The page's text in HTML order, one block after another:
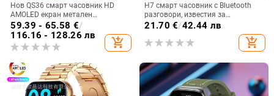
Нов QS36 смарт часовник HD
AMOLED екран метален
ултратънък спортен
здравословен пулс кръв
кислород Bluetooth разговори
59.39 - 65.58 €/
116.16 - 128.26 лв
add_shopping_cart
H7 смарт часовник с Bluetooth
разговори, известия за
съобщения, извит корпус, TFT
сърдечна честота
21.70 €/42.44 лв
add_shopping_cart